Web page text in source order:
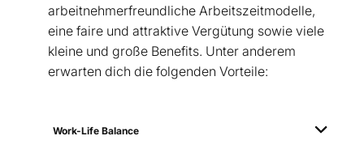
arbeitnehmerfreundliche Arbeitszeitmodelle,
eine faire und attraktive Vergütung sowie viele
kleine und große Benefits. Unter anderem
erwarten dich die folgenden Vorteile:
Work-Life Balance